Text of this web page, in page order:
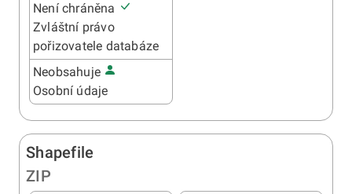
Není chráněna
Zvláštní právo
pořizovatele databáze
Neobsahuje
Osobní údaje
Shapefile
ZIP